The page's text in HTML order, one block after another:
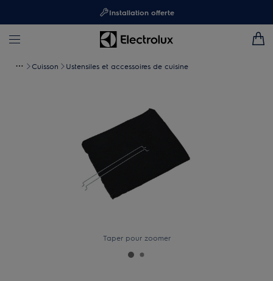
Installation offerte
Cuisson Ustensiles et accessoires de cuisine
Taper pour zoomer